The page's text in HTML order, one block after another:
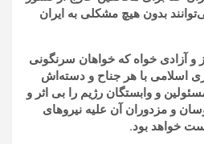
بدون هیچ مشکلی به ایران
آزادی خواه که خواهان سرنگونی
اسلامی با هر جناح و دسته‌اش
و وابستگان‌ رژیم را بی اثر و
و مزدوران آن علیه نیروهای
خواهد بود.